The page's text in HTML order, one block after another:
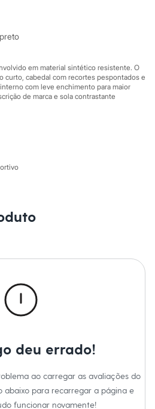
preto
em material sintético resistente. O
curto, cabedal com recortes pespontados e
com leve enchimento para maior
de marca e sola contrastante
deu errado!
ao carregar as avaliações do
abaixo para recarregar a página e
funcionar novamente!